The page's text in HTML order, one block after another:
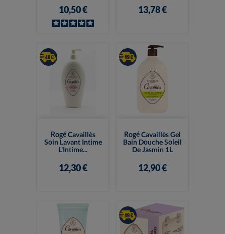
10,50 € 13,78 €
Rogé Cavaillès
Soin Lavant Intime
L'Intime...
12,30 €
Rogé Cavaillès Gel
Bain Douche Soleil
De Jasmin 1L
12,90 €